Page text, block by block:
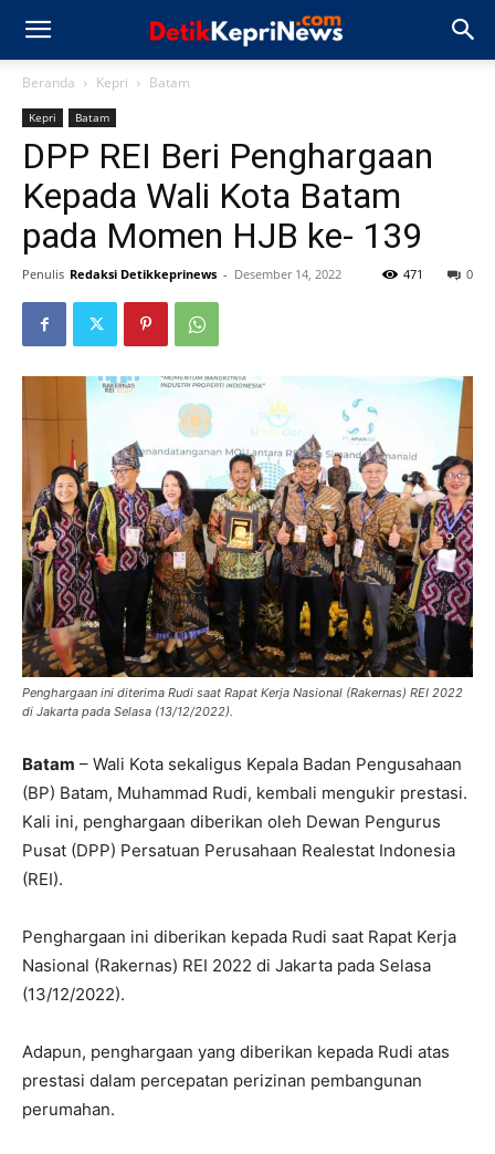
Beranda Kepri Batam
Kepri Batam
DPP REI Beri Penghargaan
Kepada Wali Kota Batam
pada Momen HJB ke- 139
Penulis Redaksi Detikkeprinews - Desember 14, 2022 0
471
Penghargaan ini diterima Rudi saat Rapat Kerja Nasional (Rakernas) REI 2022
di Jakarta pada Selasa (13/12/2022).
Batam – Wali Kota sekaligus Kepala Badan Pengusahaan
(BP) Batam, Muhammad Rudi, kembali mengukir prestasi.
Kali ini, penghargaan diberikan oleh Dewan Pengurus
Pusat (DPP) Persatuan Perusahaan Realestat Indonesia
(REI).
Penghargaan ini diberikan kepada Rudi saat Rapat Kerja
Nasional (Rakernas) REI 2022 di Jakarta pada Selasa
(13/12/2022).
Adapun, penghargaan yang diberikan kepada Rudi atas
prestasi dalam percepatan perizinan pembangunan
perumahan.